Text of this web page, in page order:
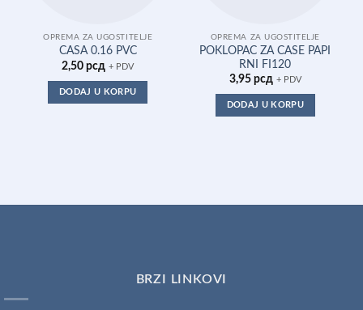
OPREMA ZA UGOSTITELJE
CASA 0.16 PVC
2,50рсд + PDV
DODAJ U KORPU
OPREMA ZA UGOSTITELJE
POKLOPAC ZA CASE PAPI
RNI FI120
3,95 рсд + PDV
DODAJ U KORPU
BRZI LINKOVI